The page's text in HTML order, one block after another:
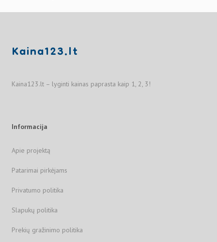
Kaina123.lt
Kaina123.lt – lyginti kainas paprasta kaip 1, 2, 3!
Informacija
Apie projektą
Patarimai pirkėjams
Privatumo politika
Slapukų politika
Prekių gražinimo politika